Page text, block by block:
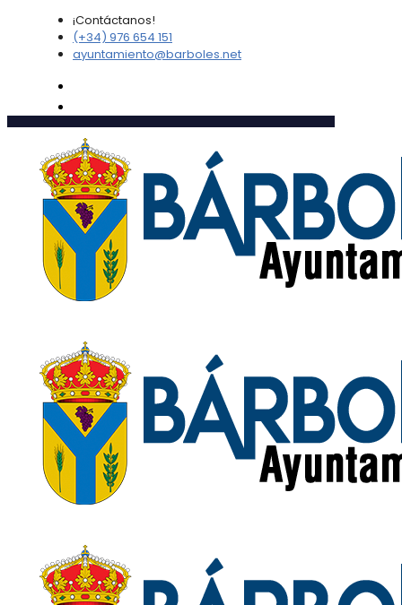
¡Contáctanos!
(+34) 976 654 151
ayuntamiento@barboles.net